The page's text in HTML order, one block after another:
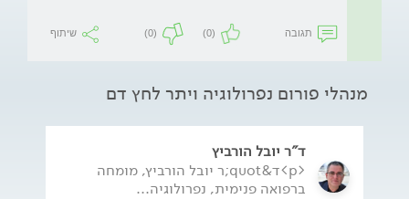
תגובה (0)
(0) שיתוף
מנהלי פורום נפרולוגיה ויתר לחץ דם
ד"ר יובל הורביץ
<p>ד&quot;ר יובל הורביץ, מומחה
ברפואה פנימית, נפרולוגיה...